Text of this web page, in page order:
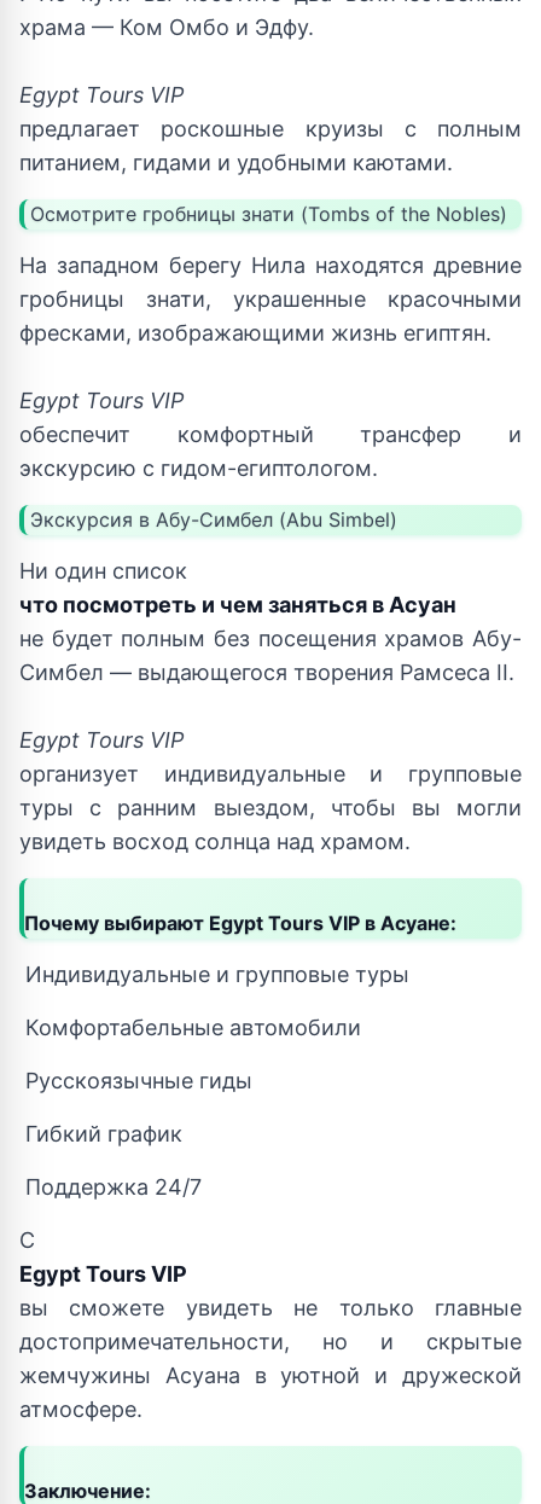
храма — Ком Омбо и Эдфу.
Egypt Tours VIP
предлагает роскошные круизы с полным
питанием, гидами и удобными каютами.
Осмотрите гробницы знати (Tombs of the Nobles)
На западном берегу Нила находятся древние
гробницы знати, украшенные красочными
фресками, изображающими жизнь египтян.
Egypt Tours VIP
обеспечит комфортный трансфер и
экскурсию с гидом-египтологом.
Экскурсия в Абу-Симбел (Abu Simbel)
Ни один список
что посмотреть и чем заняться в Асуан
не будет полным без посещения храмов Абу-
Симбел — выдающегося творения Рамсеса II.
Egypt Tours VIP
организует индивидуальные и групповые
туры с ранним выездом, чтобы вы могли
увидеть восход солнца над храмом.
Почему выбирают Egypt Tours VIP в Асуане:
Индивидуальные и групповые туры
Комфортабельные автомобили
Русскоязычные гиды
Гибкий график
Поддержка 24/7
С
Egypt Tours VIP
вы сможете увидеть не только главные
достопримечательности, но и скрытые
жемчужины Асуана в уютной и дружеской
атмосфере.
Заключение: